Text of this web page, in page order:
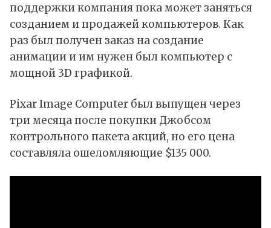
поддержки компания пока может заняться
созданием и продажей компьютеров. Как
раз был получен заказ на создание
анимации и им нужен был компьютер с
мощной 3D графикой.
Pixar Image Computer был выпущен через
три месяца после покупки Джобсом
контрольного пакета акций, но его цена
составляла ошеломляющие $135 000.